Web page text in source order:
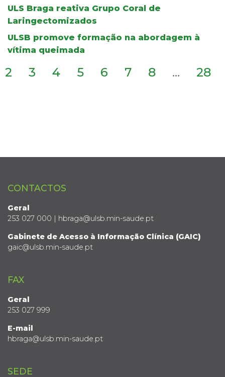
ULS Braga reativa Grupo Coral de
Laringectomizados
ULSB promove formação na abordagem à
vítima queimada
2 3 4 5 6 7 8 ... 28
CONTACTOS
Geral
253 027 000 | hbraga@ulsb.min-saude.pt
Gabinete de Acesso à Informação Clínica (GAIC)
gaic@ulsb.min-saude.pt
FAX
Geral
253 027 999
E-mail
hbraga@ulsb.min-saude.pt
SEDE